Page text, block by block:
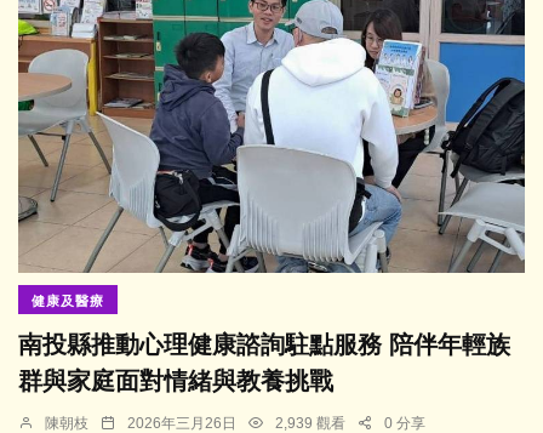
健康及醫療
南投縣推動心理健康諮詢駐點服務 陪伴年輕族
群與家庭面對情緒與教養挑戰
陳朝枝 2026年三月26日 2,939 觀看 0 分享